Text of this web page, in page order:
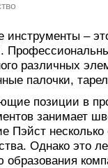
инструменты –
различных
палочки,
позиции в
занимает
Пэйст
Однако это
образования